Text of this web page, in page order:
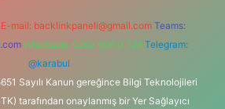
E-mail: backlinkpaneli@gmail.com Teams:
Whatsapp: 0262 606 0 726 Telegram:
@karabul
Sayılı Kanun gereğince Bilgi Teknolojileri
tarafından onaylanmış bir Yer Sağlayıcı